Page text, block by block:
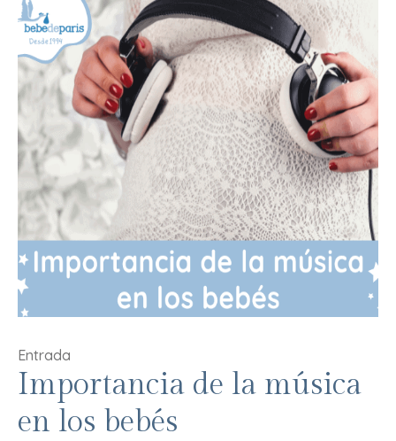
Entrada
Importancia de la música
en los bebés